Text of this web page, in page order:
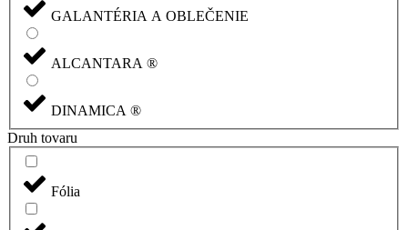
GALANTÉRIA A OBLEČENIE
ALCANTARA ®
DINAMICA ®
Druh tovaru
Fólia